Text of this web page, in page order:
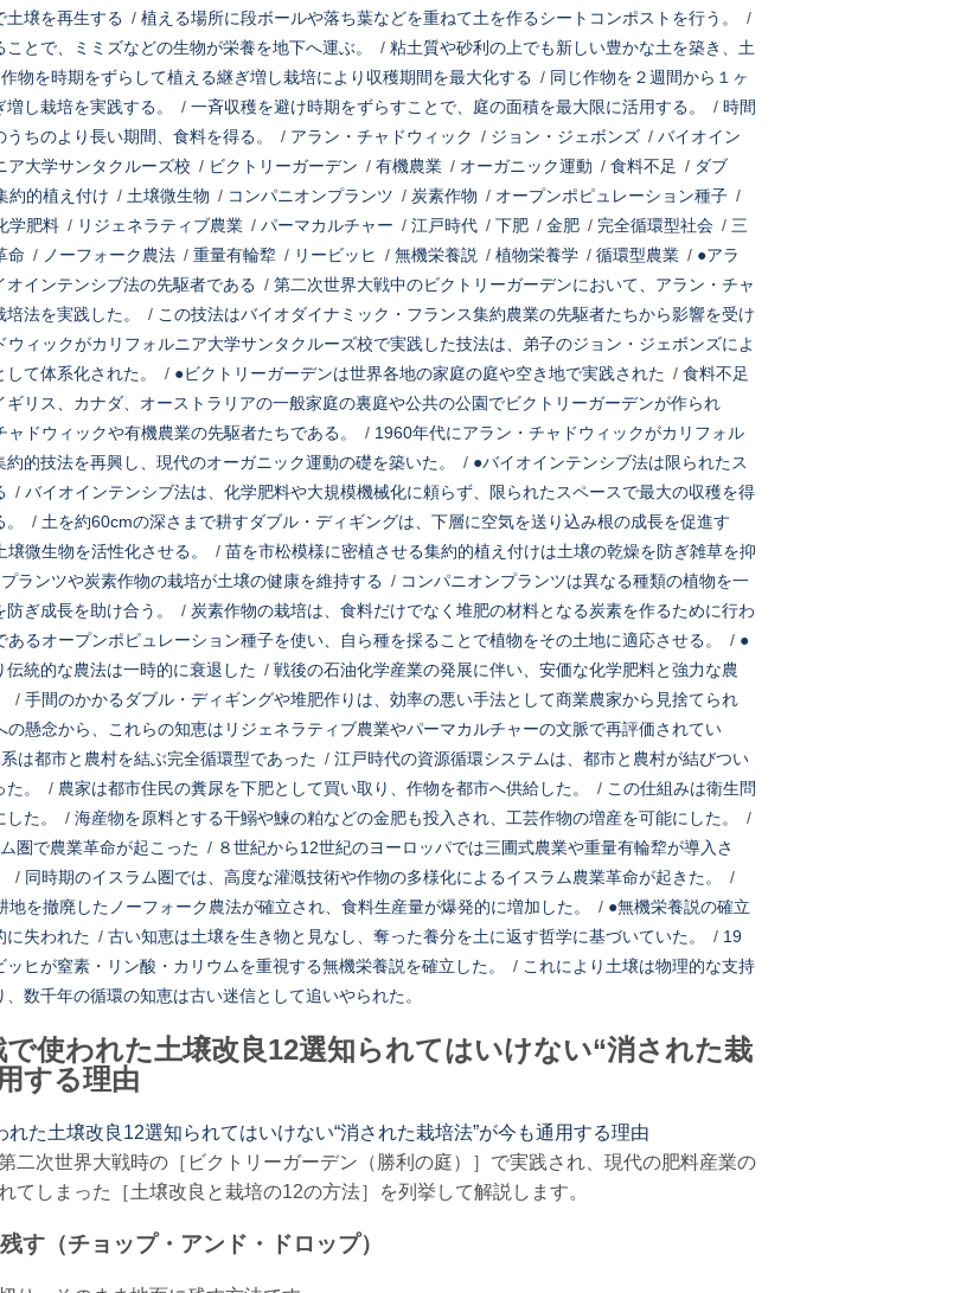
土壌を再生する / 植える場所に段ボールや落ち葉などを重ねて土を作るシートコンポストを行う。
/
とで、ミミズなどの生物が栄養を地下へ運ぶ。
/ 粘土質や砂利の上でも新しい豊かな土を築き、土
物を時期をずらして植える継ぎ増し栽培により収穫期間を最大化する / 同じ作物を２週間から１ヶ
し栽培を実践する。
/ 一斉収穫を避け時期をずらすことで、庭の面積を最大限に活用する。 / 時間
ちのより長い期間、食料を得る。
/ アラン・チャドウィック / ジョン・ジェボンズ/ バイオイン
ア大学サンタクルーズ校 / ビクトリーガーデン / 有機農業/ オーガニック運動 / 食料不足 / ダブ
約的植え付け / 土壌微生物 / コンパニオンプランツ / 炭素作物 / オープンポピュレーション種子/
学肥料/ リジェネラティブ農業/ パーマカルチャー / 江戸時代/ 下肥/ 金肥/ 完全循環型社会/ 三
命 / ノーフォーク農法/ 重量有輪犂/ リービッヒ / 無機栄養説/ 植物栄養学/ 循環型農業/ ●アラ
オインテンシブ法の先駆者である / 第二次世界大戦中のビクトリーガーデンにおいて、アラン・チャ
法を実践した。
/ この技法はバイオダイナミック・フランス集約農業の先駆者たちから影響を受け
ウィックがカリフォルニア大学サンタクルーズ校で実践した技法は、弟子のジョン・ジェボンズによ
て体系化された。
/ ●ビクトリーガーデンは世界各地の家庭の庭や空き地で実践された / 食料不足
ギリス、カナダ、オーストラリアの一般家庭の裏庭や公共の公園でビクトリーガーデンが作られ
ドウィックや有機農業の先駆者たちである。 / 1960年代にアラン・チャドウィックがカリフォル
的技法を再興し、現代のオーガニック運動の礎を築いた。
/ ●バイオインテンシブ法は限られたス
/ バイオインテンシブ法は、化学肥料や大規模機械化に頼らず、限られたスペースで最大の収穫を得
/ 土を約60cmの深さまで耕すダブル・ディギングは、下層に空気を送り込み根の成長を促進す
微生物を活性化させる。 / 苗を市松模様に密植させる集約的植え付けは土壌の乾燥を防ぎ雑草を抑
ランツや炭素作物の栽培が土壌の健康を維持する / コンパニオンプランツは異なる種類の植物を一
ぎ成長を助け合う。
/ 炭素作物の栽培は、食料だけでなく堆肥の材料となる炭素を作るために行わ
あるオープンポピュレーション種子を使い、自ら種を採ることで植物をその土地に適応させる。 / ●
統的な農法は一時的に衰退した / 戦後の石油化学産業の発展に伴い、安価な化学肥料と強力な農
/ 手間のかかるダブル・ディギングや堆肥作りは、効率の悪い手法として商業農家から見捨てられ
の懸念から、これらの知恵はリジェネラティブ農業やパーマカルチャーの文脈で再評価されてい
は都市と農村を結ぶ完全循環型であった / 江戸時代の資源循環システムは、都市と農村が結びつい
。
/ 農家は都市住民の糞尿を下肥として買い取り、作物を都市へ供給した。 / この仕組みは衛生問
た。
/ 海産物を原料とする干鰯や鰊の粕などの金肥も投入され、工芸作物の増産を可能にした。
/
圏で農業革命が起こった / ８世紀から12世紀のヨーロッパでは三圃式農業や重量有輪犂が導入さ
/ 同時期のイスラム圏では、高度な灌漑技術や作物の多様化によるイスラム農業革命が起きた。
/
を撤廃したノーフォーク農法が確立され、食料生産量が爆発的に増加した。
/ ●無機栄養説の確立
に失われた / 古い知恵は土壌を生き物と見なし、奪った養分を土に返す哲学に基づいていた。 / 19
ヒが窒素・リン酸・カリウムを重視する無機栄養説を確立した。
/ これにより土壌は物理的な支持
数千年の循環の知恵は古い迷信として追いやられた。
で使われた土壌改良12選知られてはいけない“消された栽
する理由
た土壌改良12選知られてはいけない“消された栽培法”が今も通用する理由
二次世界大戦時の［ビクトリーガーデン（勝利の庭）］で実践され、現代の肥料産業の
てしまった［土壌改良と栽培の12の方法］を列挙して解説します。
す（チョップ・アンド・ドロップ）